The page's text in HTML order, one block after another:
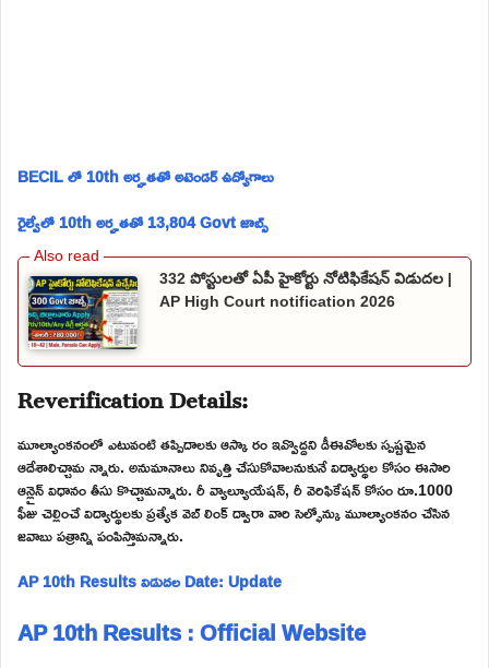
BECIL లో 10th అర్హతతో అటెండర్ ఉద్యోగాలు
రైల్వేలో 10th అర్హతతో 13,804 Govt జాబ్స్
332 పోస్టులతో ఏపీ హైకోర్టు నోటిఫికేషన్ విడుదల |
AP High Court notification 2026
Reverification Details:
మూల్యాంకనంలో ఎటువంటి తప్పిదాలకు ఆస్కా రం ఇవ్వొద్దని డీఈవోలకు స్పష్టమైన
ఆదేశాలిచ్చామ న్నారు. అనుమానాలు నివృత్తి చేసుకోవాలనుకునే విద్యార్థుల కోసం ఈసారి
ఆన్లైన్ విధానం తీసు కొచ్చామన్నారు. రీ వ్యాల్యూయేషన్, రీ వెరిఫికేషన్ కోసం రూ.1000
ఫీజు చెల్లించే విద్యార్థులకు ప్రత్యేక వెబ్ లింక్ ద్వారా వారి సెల్ఫోన్కు మూల్యాంకనం చేసిన
జవాబు పత్రాన్ని పంపిస్తామన్నారు.
AP 10th Results విడుదల Date: Update
AP 10th Results : Official Website